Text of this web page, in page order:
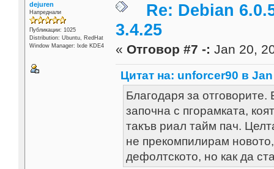
dejuren
Напреднали
Публикации: 1025
Distribution: Ubuntu, RedHat
Window Manager: lxde KDE4
Re: Debian
3.4.25
« Отговор #7 -: Jan 20,
Цитат на: unforcer90 в
Благодаря за
започна с пгорамката,
такъв риал тайм пач.
не прекомпилирам
дефолтското, но как да